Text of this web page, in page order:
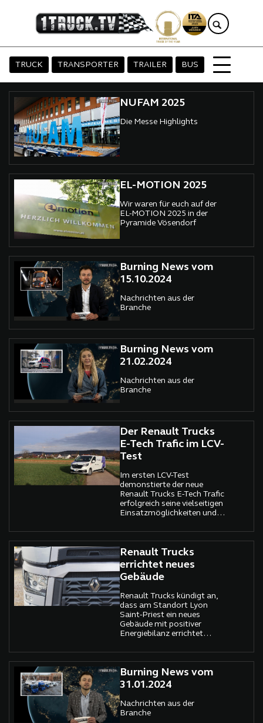
TRUCK TRANSPORTER TRAILER BUS
NUFAM 2025
Die Messe Highlights
EL-MOTION 2025
Wir waren für euch auf der
EL-MOTION 2025 in der
Pyramide Vösendorf
Burning News vom
15.10.2024
Nachrichten aus der
Branche
Burning News vom
21.02.2024
Nachrichten aus der
Branche
Der Renault Trucks
E-Tech Trafic im LCV-
Test
Im ersten LCV-Test
demonstierte der neue
Renault Trucks E-Tech Trafic
erfolgreich seine vielseitigen
Einsatzmöglichkeiten und
Segmenten.
Renault Trucks
errichtet neues
Gebäude
Renault Trucks kündigt an,
dass am Standort Lyon
Saint-Priest ein neues
Gebäude mit positiver
Energiebilanz errichtet
Burning News vom
31.01.2024
Nachrichten aus der
Branche